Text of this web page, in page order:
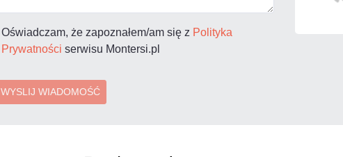
Oświadczam, że zapoznałem/am się z Polityka
Prywatności serwisu Montersi.pl
WYSLIJ WIADOMOŚĆ